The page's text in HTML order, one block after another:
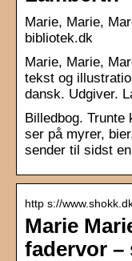
Marie, Marie,
bibliotek.dk
Marie, Marie,
tekst og
dansk. Udgiver.
Billedbog. Trunte
ser på myrer,
sender til sidst
http s://
Marie
fadervor –